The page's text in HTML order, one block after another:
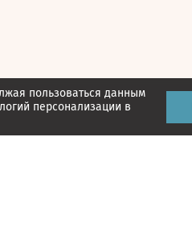
пользоваться данным
персонализации в